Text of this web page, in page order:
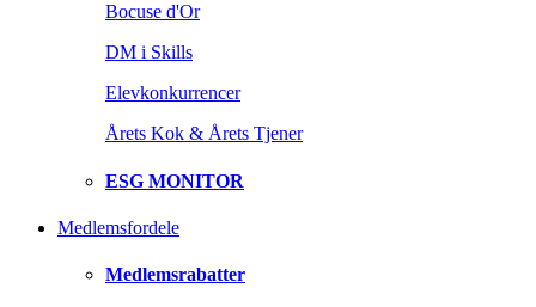
Bocuse d'Or
DM i Skills
Elevkonkurrencer
Årets Kok & Årets Tjener
ESG MONITOR
Medlemsfordele
Medlemsrabatter